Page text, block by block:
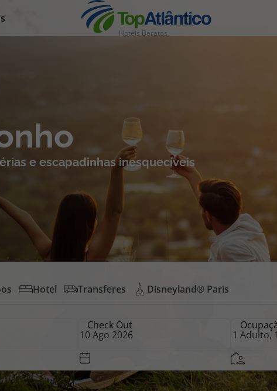
Hotéis Baratos
e escapadinhas inesquecíveis
Hotel Transferes Disneyland® Paris
Check Out